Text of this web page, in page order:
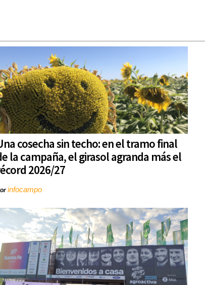
cosecha sin techo: en el tramo final
la campaña, el girasol agranda más el
2026/27
infocampo